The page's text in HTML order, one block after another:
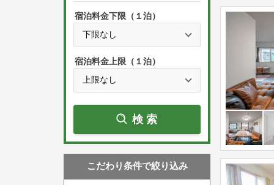
e
w
a
r
w
t
e
w
a
r
宿泊料金下限（１泊）
宿泊料金上限（１泊）
検索
こだわり条件で絞り込み